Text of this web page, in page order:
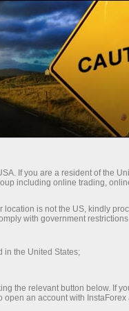
ছবি সংবাদ
21
পাঁচটি স্থান
If you are a resident of the
including online trading,
is not the US, kindly
with government
in the United States;
the relevant button below. If
an account with InstaForex